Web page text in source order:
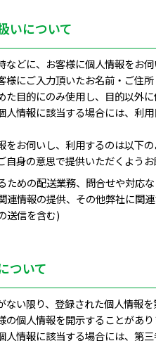
いについて
どに、お客様に個人情報をお伺
様にご入力頂いたお名前・ご住
た目的にのみ使用し、目的以外
人情報に該当する場合には、利
をお伺いし、利用するのは以下
身の意思で提供いただくようお
ための配送業務、問合せや対応
連情報の提供、その他弊社に関
送信を含む)
ついて
ない限り、登録された個人情報
個人情報を開示することがあり
人情報に該当する場合には、第